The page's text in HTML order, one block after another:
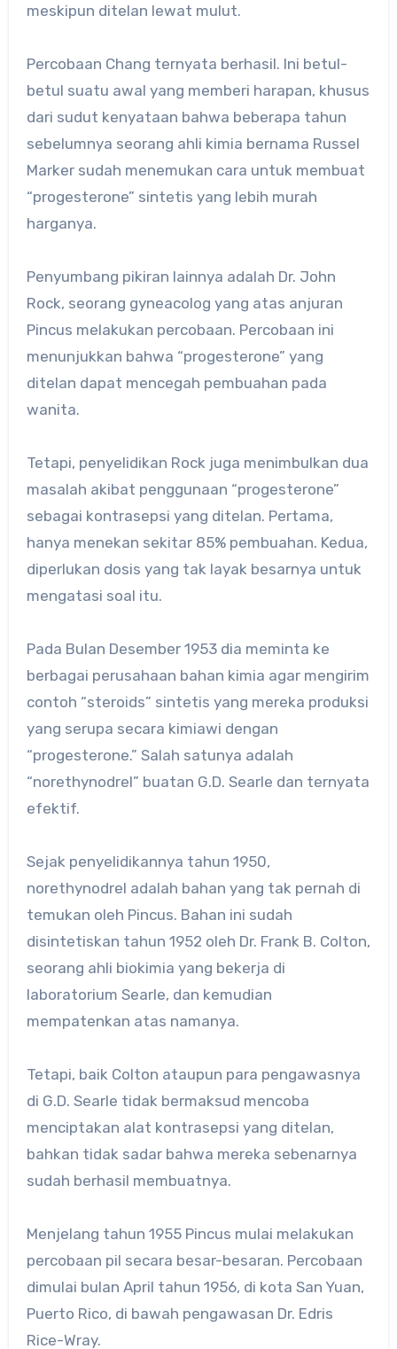
meskipun ditelan lewat mulut.
Percobaan Chang ternyata berhasil. Ini betul-
betul suatu awal yang memberi harapan, khusus
dari sudut kenyataan bahwa beberapa tahun
sebelumnya seorang ahli kimia bernama Russel
Marker sudah menemukan cara untuk membuat
“progesterone” sintetis yang lebih murah
harganya.
Penyumbang pikiran lainnya adalah Dr. John
Rock, seorang gyneacolog yang atas anjuran
Pincus melakukan percobaan. Percobaan ini
menunjukkan bahwa “progesterone” yang
ditelan dapat mencegah pembuahan pada
wanita.
Tetapi, penyelidikan Rock juga menimbulkan dua
masalah akibat penggunaan “progesterone”
sebagai kontrasepsi yang ditelan. Pertama,
hanya menekan sekitar 85% pembuahan. Kedua,
diperlukan dosis yang tak layak besarnya untuk
mengatasi soal itu.
Pada Bulan Desember 1953 dia meminta ke
berbagai perusahaan bahan kimia agar mengirim
contoh “steroids” sintetis yang mereka produksi
yang serupa secara kimiawi dengan
“progesterone.” Salah satunya adalah
“norethynodrel” buatan G.D. Searle dan ternyata
efektif.
Sejak penyelidikannya tahun 1950,
norethynodrel adalah bahan yang tak pernah di
temukan oleh Pincus. Bahan ini sudah
disintetiskan tahun 1952 oleh Dr. Frank B. Colton,
seorang ahli biokimia yang bekerja di
laboratorium Searle, dan kemudian
mempatenkan atas namanya.
Tetapi, baik Colton ataupun para pengawasnya
di G.D. Searle tidak bermaksud mencoba
menciptakan alat kontrasepsi yang ditelan,
bahkan tidak sadar bahwa mereka sebenarnya
sudah berhasil membuatnya.
Menjelang tahun 1955 Pincus mulai melakukan
percobaan pil secara besar-besaran. Percobaan
dimulai bulan April tahun 1956, di kota San Yuan,
Puerto Rico, di bawah pengawasan Dr. Edris
Rice-Wray.